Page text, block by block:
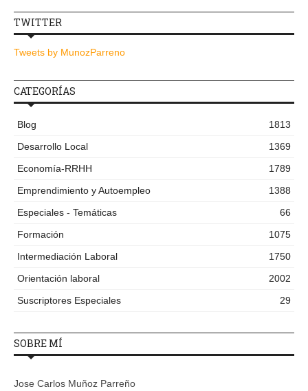
TWITTER
Tweets by MunozParreno
CATEGORÍAS
Blog
1813
Desarrollo Local
1369
Economía-RRHH
1789
Emprendimiento y Autoempleo
1388
Especiales - Temáticas
66
Formación
1075
Intermediación Laboral
1750
Orientación laboral
2002
Suscriptores Especiales
29
SOBRE MÍ
Jose Carlos Muñoz Parreño